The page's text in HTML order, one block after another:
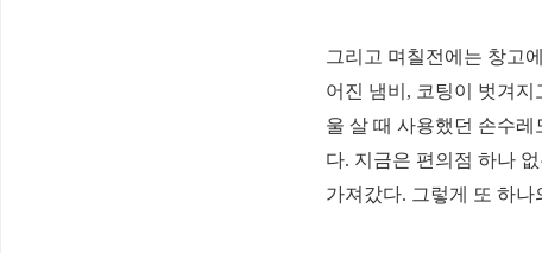
그리고 며칠전에는 창고
어진 냄비, 코팅이 벗겨
울 살 때 사용했던 손수레
다. 지금은 편의점 하나
가져갔다. 그렇게 또 하나